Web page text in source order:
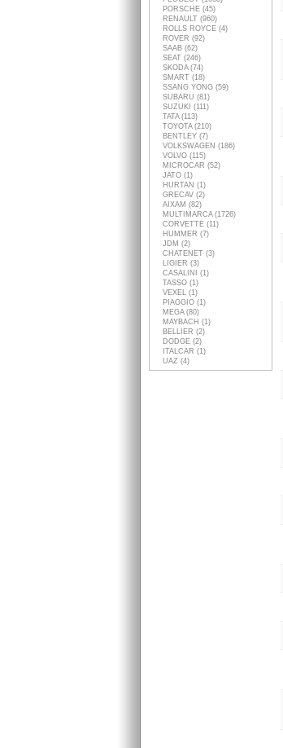
PORSCHE (45)
RENAULT (960)
ROLLS ROYCE (4)
ROVER (92)
SAAB (62)
SEAT (246)
SKODA (74)
SMART (18)
SSANG YONG (59)
SUBARU (81)
SUZUKI (111)
TATA (113)
TOYOTA (210)
BENTLEY (7)
VOLKSWAGEN (186)
VOLVO (115)
MICROCAR (52)
JATO (1)
HURTAN (1)
GRECAV (2)
AIXAM (82)
MULTIMARCA (1726)
CORVETTE (11)
HUMMER (7)
JDM (2)
CHATENET (3)
LIGIER (3)
CASALINI (1)
TASSO (1)
VEXEL (1)
PIAGGIO (1)
MEGA (80)
MAYBACH (1)
BELLIER (2)
DODGE (2)
ITALCAR (1)
UAZ (4)